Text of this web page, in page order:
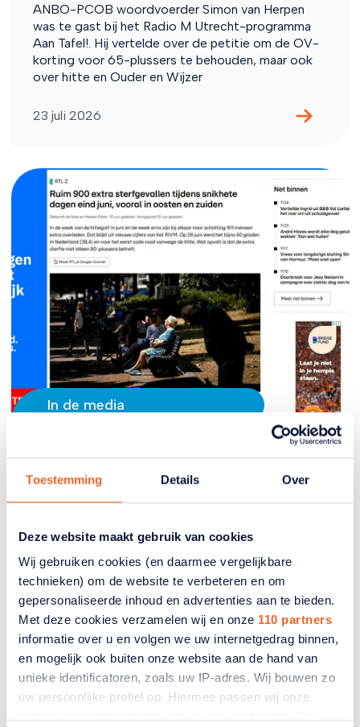
Toestemming Details Over
Deze website maakt gebruik van cookies
Wij gebruiken cookies (en daarmee vergelijkbare
technieken) om de website te verbeteren en om
gepersonaliseerde inhoud en advertenties aan te bieden.
Met deze cookies verzamelen wij en onze 110 partners
informatie over u en volgen we uw internetgedrag binnen,
en mogelijk ook buiten onze website aan de hand van
unieke identificatoren, zoals uw IP-adres. Wij bouwen zo
uw persoonlijke profiel op. Hiermee passen wij onze
ANBO-PCOB woordvoerder Simon van Herpen
was te gast bij het Radio M Utrecht-programma
Aan Tafel!. Hij vertelde over de petitie om de OV-
korting voor 65-plussers te behouden, maar ook
over hitte en Ouder en Wijzer
23 juli 2026
In de media
ANBO-PCOB bij RTL Nieuws
met reactie op oversterfte door
hitte
Er zijn naar schatting 911 mensen extra overleden
door de extreme hitte van eind juni en begin juli.
Dit zijn zeker niet alleen maar ouderen, maar het is
wel een groep die extra gevaar loopt. RTL Nieuws
kwam langs bij ANBO-PCOB en vroeg om een
toelichting.
15 juli 2026